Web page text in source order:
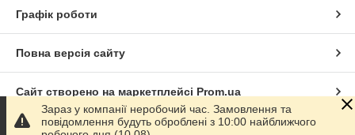
Графік роботи
Повна версія сайту
Сайт створено на маркетплейсі Prom.ua
Політика конфіденційності
Зараз у компанії неробочий час. Замовлення та
повідомлення будуть оброблені з 10:00 найближчого